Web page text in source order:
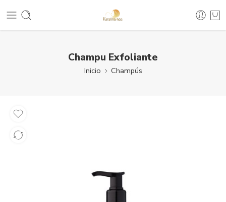
Champu Exfoliante
Inicio Champús